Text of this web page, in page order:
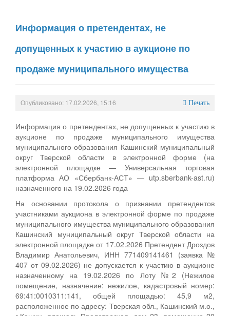
Информация о претендентах, не
допущенных к участию в аукционе по
продаже муниципального имущества
Опубликовано: 17.02.2026, 15:16 Печать
Информация о претендентах, не допущенных к участию в
аукционе по продаже муниципального имущества
муниципального образования Кашинский муниципальный
округ Тверской области в электронной форме (на
электронной площадке — Универсальная торговая
платформа АО «Сбербанк-АСТ» — utp.sberbank-ast.ru)
назначенного на 19.02.2026 года
На основании протокола о признании претендентов
участниками аукциона в электронной форме по продаже
муниципального имущества муниципального образования
Кашинский муниципальный округ Тверской области на
электронной площадке от 17.02.2026 Претендент Дроздов
Владимир Анатольевич, ИНН 771409141461 (заявка №
407 от 09.02.2026) не допускается к участию в аукционе
назначенному на 19.02.2026 по Лоту №2 (Нежилое
помещение, назначение: нежилое, кадастровый номер:
69:41:0010311:141, общей площадью: 45,9 м2,
расположенное по адресу: Тверская обл., Кашинский м.о.,